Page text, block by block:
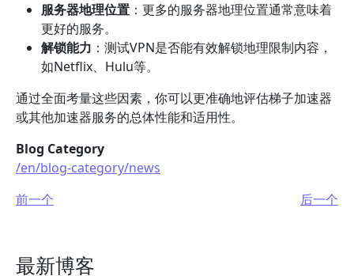
服务器地理位置 ：更多的服务器地理位置通常意味着
更好的服务。
解锁能力 ：测试VPN是否能有效解锁地理限制内容，
如Netflix、Hulu等。
通过全面考量这些因素，你可以更准确地评估梯子加速器
或其他加速器服务的总体性能和适用性。
Blog Category
/en/blog-category/news
前一个
后一个
最新博客